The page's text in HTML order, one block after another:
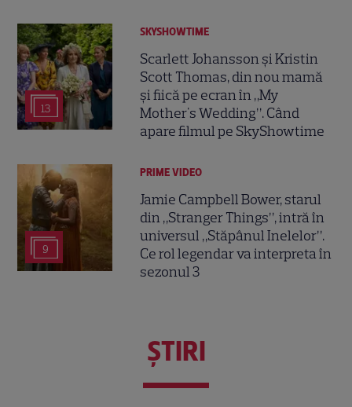
13
SKYSHOWTIME
Scarlett Johansson și Kristin
Scott Thomas, din nou mamă
și fiică pe ecran în „My
Mother's Wedding”. Când
apare filmul pe SkyShowtime
9
PRIME VIDEO
Jamie Campbell Bower, starul
din „Stranger Things”, intră în
universul „Stăpânul Inelelor”.
Ce rol legendar va interpreta în
sezonul 3
ŞTIRI